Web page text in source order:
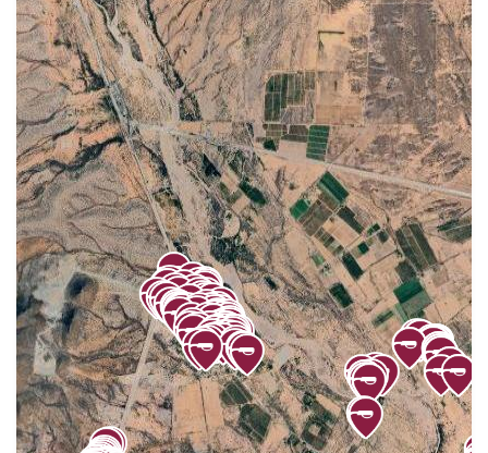
ATARDECERES 40
BATUECAS 3
BAUGO 6
BURÓCRATA 43
CAMPO DE TIRO 2
CARRETERA GUAYMAS HERMOSILLO 1
CASAS BLANCAS 5
CENTENARIO 19
CENTRO 664
CHUMAMPACO 4
COLINAS DE FÁTIMA 13
COLINAS DE MIRAMAR 60
COLINAS DEL SOL 45